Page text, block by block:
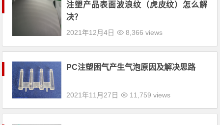
注塑产品表面波浪纹（虎皮纹）怎么解
决？
2021年12月4日 8,366 views
PC注塑困气产生气泡原因及解决思路
2021年11月27日 11,759 views